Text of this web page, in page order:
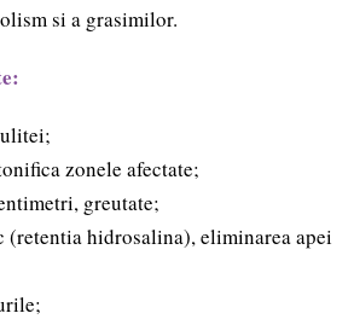
si a grasimilor.
zonele afectate;
greutate;
hidrosalina), eliminarea apei